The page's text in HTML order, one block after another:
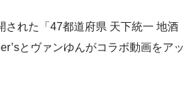
された「47都道府県 天下統一 地酒
とヴァンゆんがコラボ動画をアッ